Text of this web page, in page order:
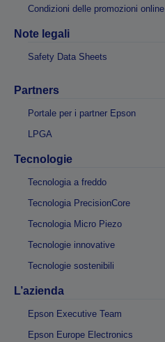
Condizioni delle promozioni online
Note legali
Safety Data Sheets
Partners
Portale per i partner Epson
LPGA
Tecnologie
Tecnologia a freddo
Tecnologia PrecisionCore
Tecnologia Micro Piezo
Tecnologie innovative
Tecnologie sostenibili
L’azienda
Epson Executive Team
Epson Europe Electronics